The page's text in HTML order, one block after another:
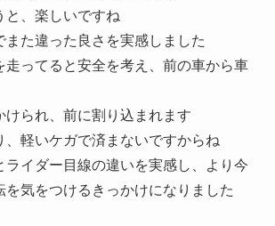
と、楽しいですね
また違った良さを実感しました
走ってると安全を考え、前の車から車
けられ、前に割り込まれます
、軽いケガで済まないですからね
ライダー目線の違いを実感し、より今
を気をつけるきっかけになりました